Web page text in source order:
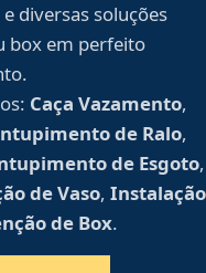
diversas soluções
box em perfeito
Caça Vazamento,
de Ralo,
de Esgoto,
de Vaso, Instalação
de Box.